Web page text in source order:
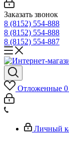
Заказать звонок
8 (8152) 554-888
8 (8152) 554-888
8 (8152) 554-887
Отложенные 0
Личный